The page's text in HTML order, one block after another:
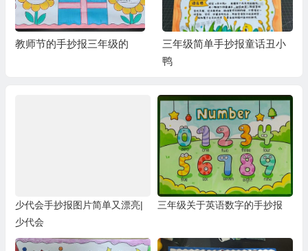
教师节的手抄报三年级的
三年级简单手抄报童话丑小
鸭
少代会手抄报图片简单又漂亮|
少代会
三年级关于英语数字的手抄报